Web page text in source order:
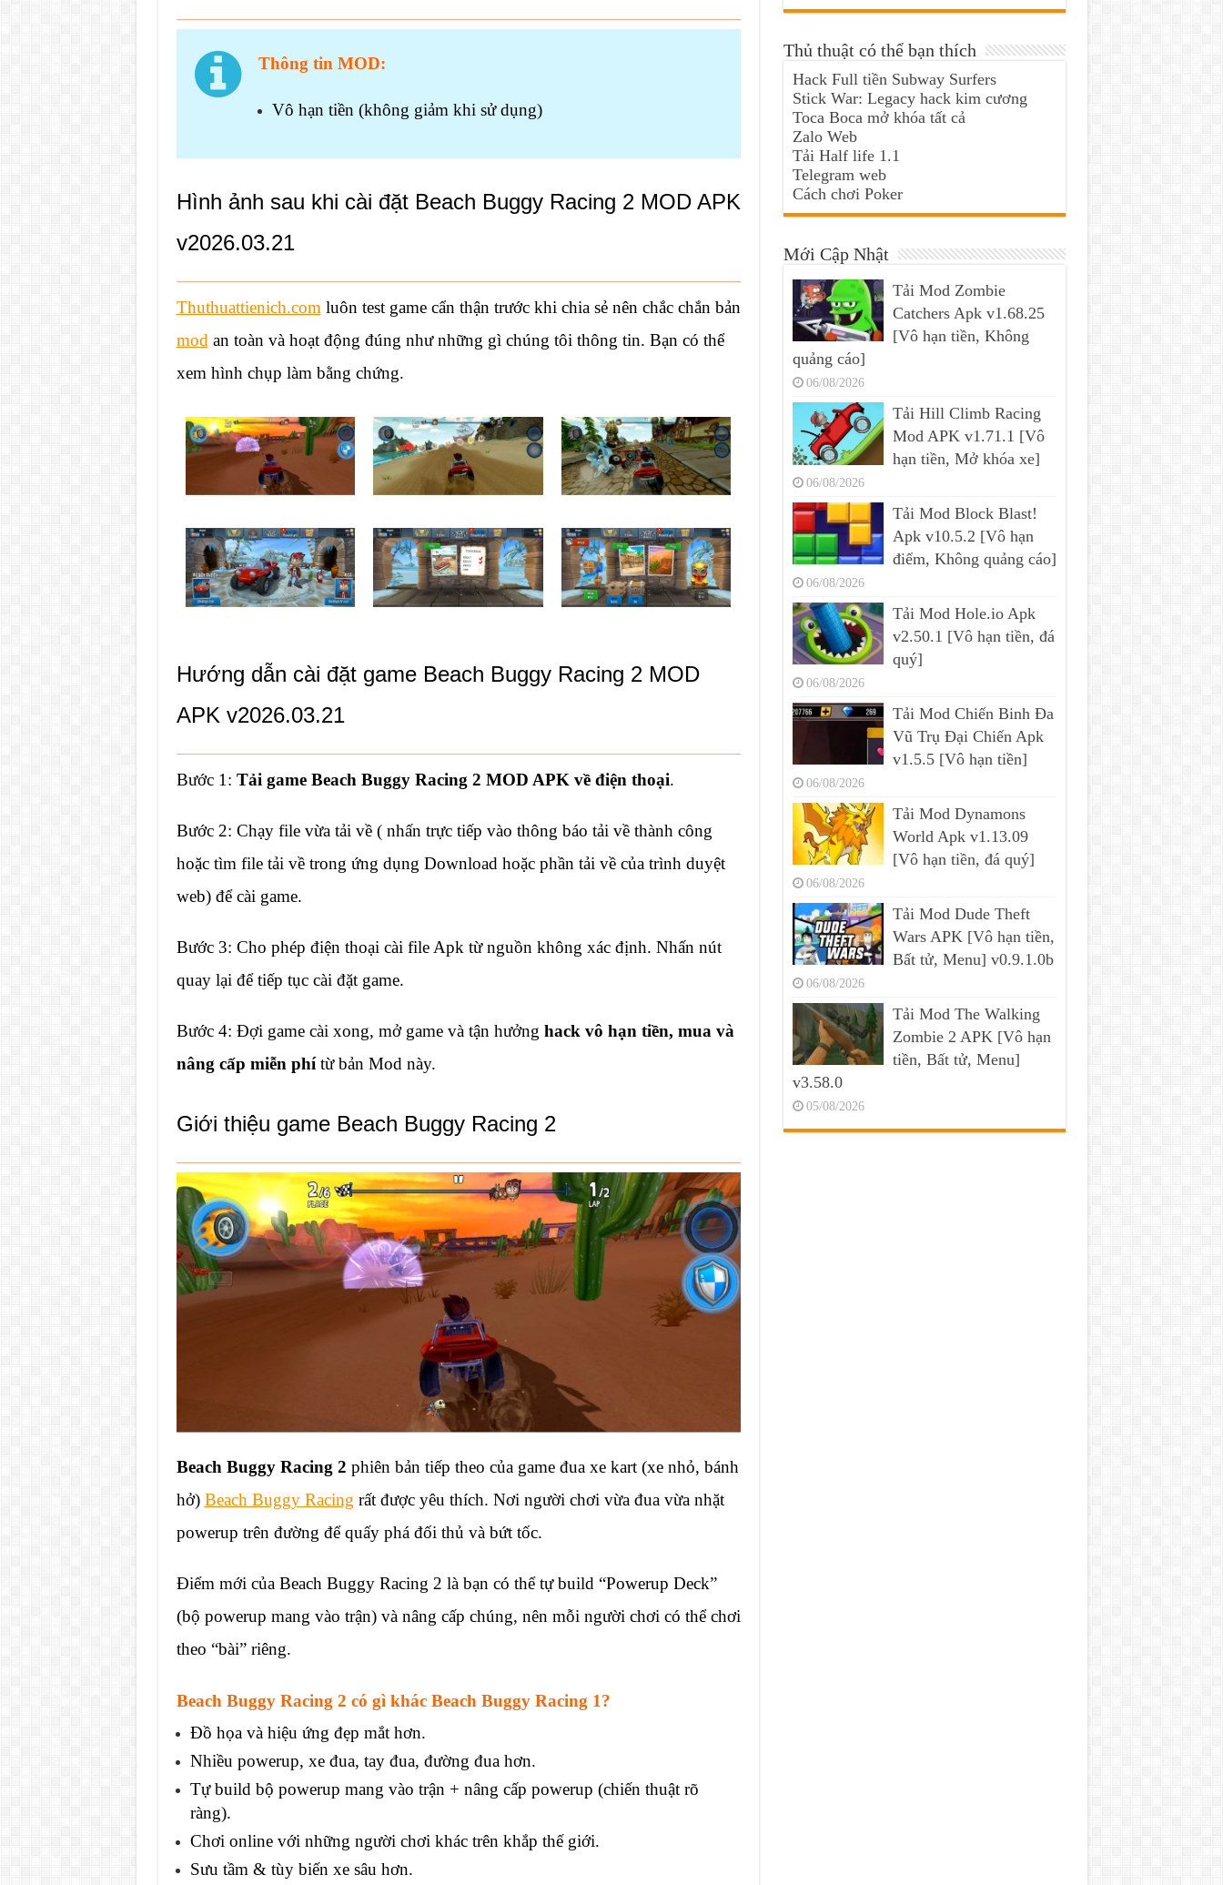
Thông tin MOD:
Vô hạn tiền (không giảm khi sử dụng)
Hình ảnh sau khi cài đặt Beach Buggy Racing 2 MOD APK
v2026.03.21
Thuthuattienich.com luôn test game cẩn thận trước khi chia sẻ nên chắc chắn bản
mod an toàn và hoạt động đúng như những gì chúng tôi thông tin. Bạn có thể
xem hình chụp làm bằng chứng.
Hướng dẫn cài đặt game Beach Buggy Racing 2 MOD
APK v2026.03.21
Bước 1: Tải game Beach Buggy Racing 2 MOD APK về điện thoại.
Bước 2: Chạy file vừa tải về ( nhấn trực tiếp vào thông báo tải về thành công
hoặc tìm file tải về trong ứng dụng Download hoặc phần tải về của trình duyệt
web) để cài game.
Bước 3: Cho phép điện thoại cài file Apk từ nguồn không xác định. Nhấn nút
quay lại để tiếp tục cài đặt game.
Bước 4: Đợi game cài xong, mở game và tận hưởng hack vô hạn tiền, mua và
nâng cấp miễn phítừ bản Mod này.
Giới thiệu game Beach Buggy Racing 2
Beach Buggy Racing 2 phiên bản tiếp theo của game đua xe kart (xe nhỏ, bánh
hở) Beach Buggy Racing rất được yêu thích. Nơi người chơi vừa đua vừa nhặt
powerup trên đường để quấy phá đối thủ và bứt tốc.
Điểm mới của Beach Buggy Racing 2 là bạn có thể tự build “Powerup Deck”
(bộ powerup mang vào trận) và nâng cấp chúng, nên mỗi người chơi có thể chơi
theo “bài” riêng.
Beach Buggy Racing 2 có gì khác Beach Buggy Racing 1?
Đồ họa và hiệu ứng đẹp mắt hơn.
Nhiều powerup, xe đua, tay đua, đường đua hơn.
Tự build bộ powerup mang vào trận + nâng cấp powerup (chiến thuật rõ
ràng).
Chơi online với những người chơi khác trên khắp thế giới.
Sưu tầm & tùy biến xe sâu hơn.
Thủ thuật có thể bạn thích
Hack Full tiền Subway Surfers
Stick War: Legacy hack kim cương
Toca Boca mở khóa tất cả
Zalo Web
Tải Half life 1.1
Telegram web
Cách chơi Poker
Mới Cập Nhật
Tải Mod Zombie
Catchers Apk v1.68.25
[Vô hạn tiền, Không
quảng cáo]
06/08/2026
Tải Hill Climb Racing
Mod APK v1.71.1 [Vô
hạn tiền, Mở khóa xe]
06/08/2026
Tải Mod Block Blast!
Apk v10.5.2 [Vô hạn
điểm, Không quảng cáo]
06/08/2026
Tải Mod Hole.io Apk
v2.50.1 [Vô hạn tiền, đá
quý]
06/08/2026
Tải Mod Chiến Binh Đa
Vũ Trụ Đại Chiến Apk
v1.5.5 [Vô hạn tiền]
06/08/2026
Tải Mod Dynamons
World Apk v1.13.09
[Vô hạn tiền, đá quý]
06/08/2026
Tải Mod Dude Theft
Wars APK [Vô hạn tiền,
Bất tử, Menu] v0.9.1.0b
06/08/2026
Tải Mod The Walking
Zombie 2 APK [Vô hạn
tiền, Bất tử, Menu]
v3.58.0
05/08/2026